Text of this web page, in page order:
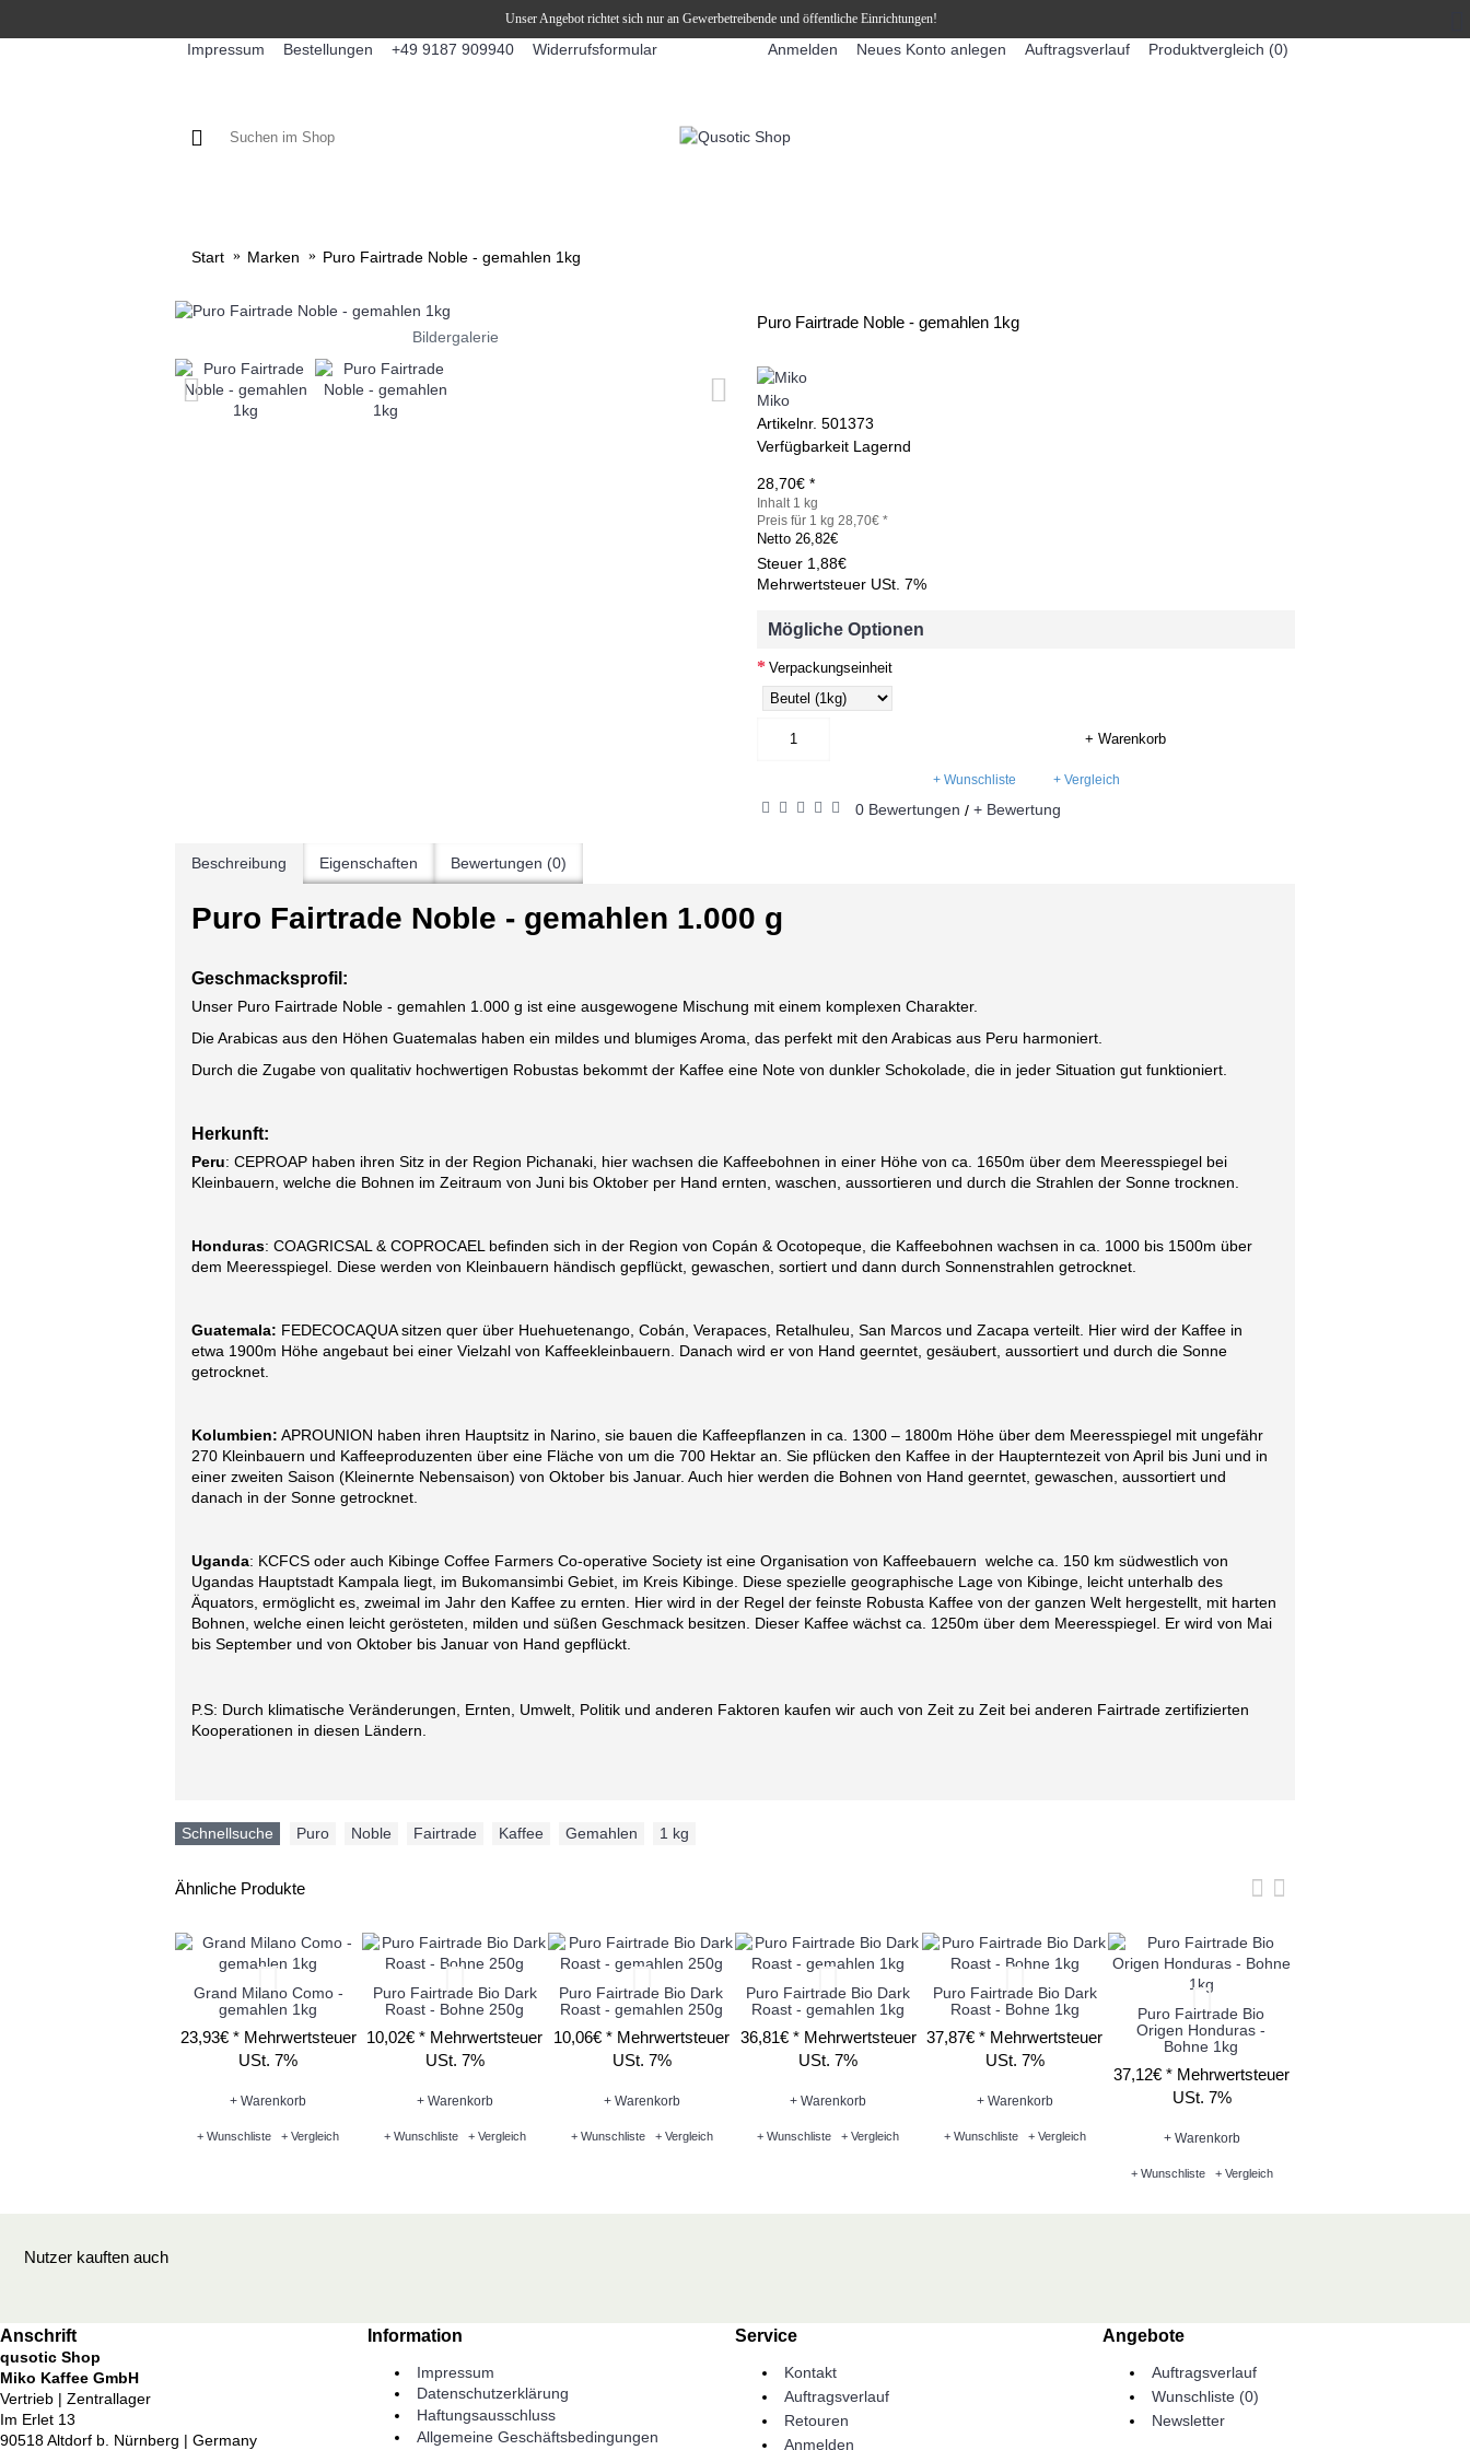
Unser Angebot richtet sich nur an Gewerbetreibende und öffentliche Einrichtungen!
Impressum Bestellungen +49 9187 909940 Widerrufsformular Anmelden Neues Konto anlegen Auftragsverlauf Produktvergleich (0)
Start Marken Puro Fairtrade Noble - gemahlen 1kg
Bildergalerie
Puro Fairtrade Noble - gemahlen 1kg
Miko
Artikelnr. 501373
Verfügbarkeit Lagernd
28,70€ *
Inhalt 1 kg
Preis für 1 kg 28,70€ *
Netto 26,82€
Steuer 1,88€
Mehrwertsteuer USt. 7%
Mögliche Optionen
Verpackungseinheit
+ Warenkorb
+ Wunschliste + Vergleich
0 Bewertungen / + Bewertung
Beschreibung Eigenschaften Bewertungen (0)
Puro Fairtrade Noble - gemahlen 1.000 g
Geschmacksprofil:
Unser Puro Fairtrade Noble - gemahlen 1.000 g ist eine ausgewogene Mischung mit einem komplexen Charakter.
Die Arabicas aus den Höhen Guatemalas haben ein mildes und blumiges Aroma, das perfekt mit den Arabicas aus Peru harmoniert.
Durch die Zugabe von qualitativ hochwertigen Robustas bekommt der Kaffee eine Note von dunkler Schokolade, die in jeder Situation gut funktioniert.
Herkunft:
Peru: CEPROAP haben ihren Sitz in der Region Pichanaki, hier wachsen die Kaffeebohnen in einer Höhe von ca. 1650m über dem Meeresspiegel bei
Kleinbauern, welche die Bohnen im Zeitraum von Juni bis Oktober per Hand ernten, waschen, aussortieren und durch die Strahlen der Sonne trocknen.
Honduras: COAGRICSAL & COPROCAEL befinden sich in der Region von Copán & Ocotopeque, die Kaffeebohnen wachsen in ca. 1000 bis 1500m über
dem Meeresspiegel. Diese werden von Kleinbauern händisch gepflückt, gewaschen, sortiert und dann durch Sonnenstrahlen getrocknet.
Guatemala: FEDECOCAQUA sitzen quer über Huehuetenango, Cobán, Verapaces, Retalhuleu, San Marcos und Zacapa verteilt. Hier wird der Kaffee in
etwa 1900m Höhe angebaut bei einer Vielzahl von Kaffeekleinbauern. Danach wird er von Hand geerntet, gesäubert, aussortiert und durch die Sonne
getrocknet.
Kolumbien: APROUNION haben ihren Hauptsitz in Narino, sie bauen die Kaffeepflanzen in ca. 1300 – 1800m Höhe über dem Meeresspiegel mit ungefähr
270 Kleinbauern und Kaffeeproduzenten über eine Fläche von um die 700 Hektar an. Sie pflücken den Kaffee in der Haupterntezeit von April bis Juni und in
einer zweiten Saison (Kleinernte Nebensaison) von Oktober bis Januar. Auch hier werden die Bohnen von Hand geerntet, gewaschen, aussortiert und
danach in der Sonne getrocknet.
Uganda: KCFCS oder auch Kibinge Coffee Farmers Co-operative Society ist eine Organisation von Kaffeebauern welche ca. 150 km südwestlich von
Ugandas Hauptstadt Kampala liegt, im Bukomansimbi Gebiet, im Kreis Kibinge. Diese spezielle geographische Lage von Kibinge, leicht unterhalb des
Äquators, ermöglicht es, zweimal im Jahr den Kaffee zu ernten. Hier wird in der Regel der feinste Robusta Kaffee von der ganzen Welt hergestellt, mit harten
Bohnen, welche einen leicht gerösteten, milden und süßen Geschmack besitzen. Dieser Kaffee wächst ca. 1250m über dem Meeresspiegel. Er wird von Mai
bis September und von Oktober bis Januar von Hand gepflückt.
P.S: Durch klimatische Veränderungen, Ernten, Umwelt, Politik und anderen Faktoren kaufen wir auch von Zeit zu Zeit bei anderen Fairtrade zertifizierten
Kooperationen in diesen Ländern.
Schnellsuche Puro Noble Fairtrade Kaffee Gemahlen 1 kg
Ähnliche Produkte
Grand Milano Como -
gemahlen 1kg
23,93€ * Mehrwertsteuer
USt. 7%
+ Warenkorb
+ Wunschliste + Vergleich
Puro Fairtrade Bio Dark
Roast - Bohne 250g
10,02€ * Mehrwertsteuer
USt. 7%
+ Warenkorb
+ Wunschliste + Vergleich
Puro Fairtrade Bio Dark
Roast - gemahlen 250g
10,06€ * Mehrwertsteuer
USt. 7%
+ Warenkorb
+ Wunschliste + Vergleich
Puro Fairtrade Bio Dark
Roast - gemahlen 1kg
36,81€ * Mehrwertsteuer
USt. 7%
+ Warenkorb
+ Wunschliste + Vergleich
Puro Fairtrade Bio Dark
Roast - Bohne 1kg
37,87€ * Mehrwertsteuer
USt. 7%
+ Warenkorb
+ Wunschliste + Vergleich
Puro Fairtrade Bio
Origen Honduras -
Bohne 1kg
37,12€ * Mehrwertsteuer
USt. 7%
+ Warenkorb
+ Wunschliste + Vergleich
Nutzer kauften auch
Anschrift
qusotic Shop
Miko Kaffee GmbH
Vertrieb | Zentrallager
Im Erlet 13
90518 Altdorf b. Nürnberg | Germany
Information
Impressum
Datenschutzerklärung
Haftungsausschluss
Allgemeine Geschäftsbedingungen
Service
Kontakt
Auftragsverlauf
Retouren
Anmelden
Angebote
Auftragsverlauf
Wunschliste (0)
Newsletter